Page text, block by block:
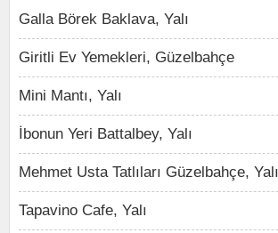
Galla Börek Baklava, Yalı
Giritli Ev Yemekleri, Güzelbahçe
Mini Mantı, Yalı
İbonun Yeri Battalbey, Yalı
Mehmet Usta Tatlıları Güzelbahçe, Yalı
Tapavino Cafe, Yalı